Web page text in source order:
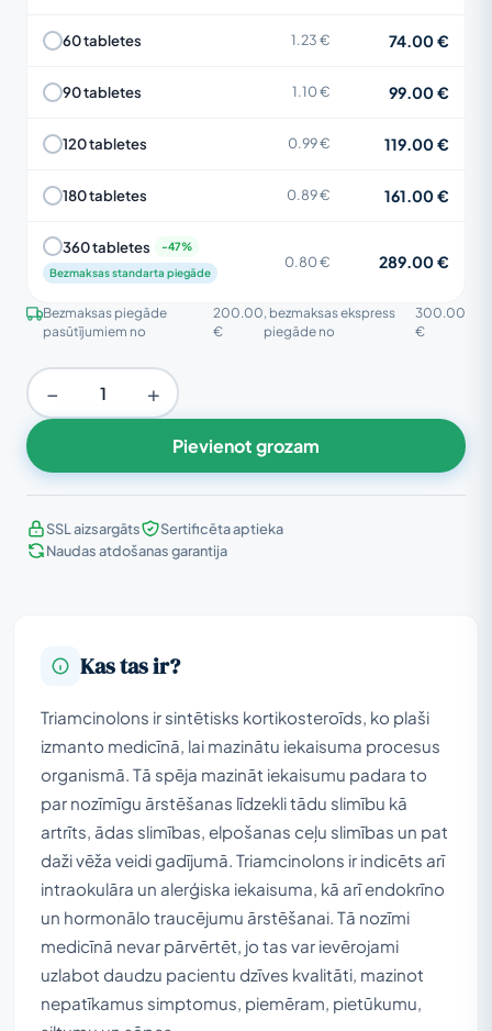
60 tabletes 1.23 € 74.00 €
90 tabletes 1.10 € 99.00 €
120 tabletes 0.99 € 119.00 €
180 tabletes 0.89 € 161.00 €
360 tabletes
Bezmaksas standarta piegāde
0.80 € 289.00 €
Bezmaksas piegāde
pasūtījumiem no
200.00
€
, bezmaksas ekspress
piegāde no
300.00
€
− +
Pievienot grozam
SSL aizsargāts
Sertificēta aptieka
Naudas atdošanas garantija
Kas tas ir?
Triamcinolons ir sintētisks kortikosteroīds, ko plaši
izmanto medicīnā, lai mazinātu iekaisuma procesus
organismā. Tā spēja mazināt iekaisumu padara to
par nozīmīgu ārstēšanas līdzekli tādu slimību kā
artrīts, ādas slimības, elpošanas ceļu slimības un pat
daži vēža veidi gadījumā. Triamcinolons ir indicēts arī
intraokulāra un alerģiska iekaisuma, kā arī endokrīno
un hormonālo traucējumu ārstēšanai. Tā nozīmi
medicīnā nevar pārvērtēt, jo tas var ievērojami
uzlabot daudzu pacientu dzīves kvalitāti, mazinot
nepatīkamus simptomus, piemēram, pietūkumu,